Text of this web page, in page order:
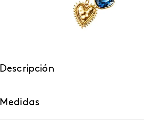
Descripción
Medidas